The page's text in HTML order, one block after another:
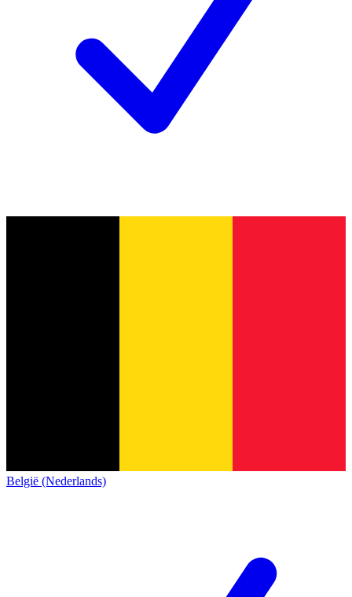
België (Nederlands)